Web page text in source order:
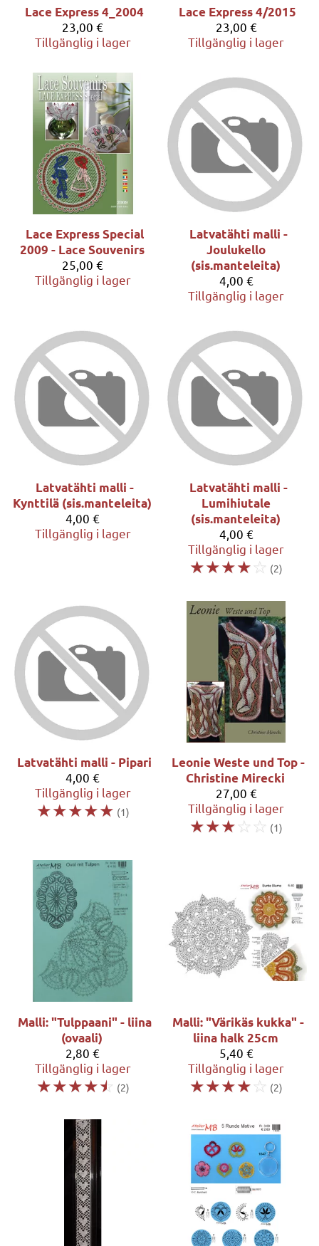
Lace Express 4_2004
23,00 €
Tillgänglig i lager
Lace Express 4/2015
23,00 €
Tillgänglig i lager
Lace Express Special
2009 - Lace Souvenirs
25,00 €
Tillgänglig i lager
Latvatähti malli -
Joulukello
(sis.manteleita)
4,00 €
Tillgänglig i lager
Latvatähti malli -
Kynttilä (sis.manteleita)
4,00 €
Tillgänglig i lager
Latvatähti malli -
Lumihiutale
(sis.manteleita)
4,00 €
Tillgänglig i lager
☆☆☆☆☆ (2)
Latvatähti malli - Pipari
4,00 €
Tillgänglig i lager
☆☆☆☆☆ (1)
Leonie Weste und Top -
Christine Mirecki
27,00 €
Tillgänglig i lager
☆☆☆☆ ☆ (1)
Malli: "Tulppaani" - liina
(ovaali)
2,80 €
Tillgänglig i lager
☆☆☆☆☆ (2)
Malli: "Värikäs kukka" -
liina halk 25cm
5,40 €
Tillgänglig i lager
☆☆☆☆☆ (2)